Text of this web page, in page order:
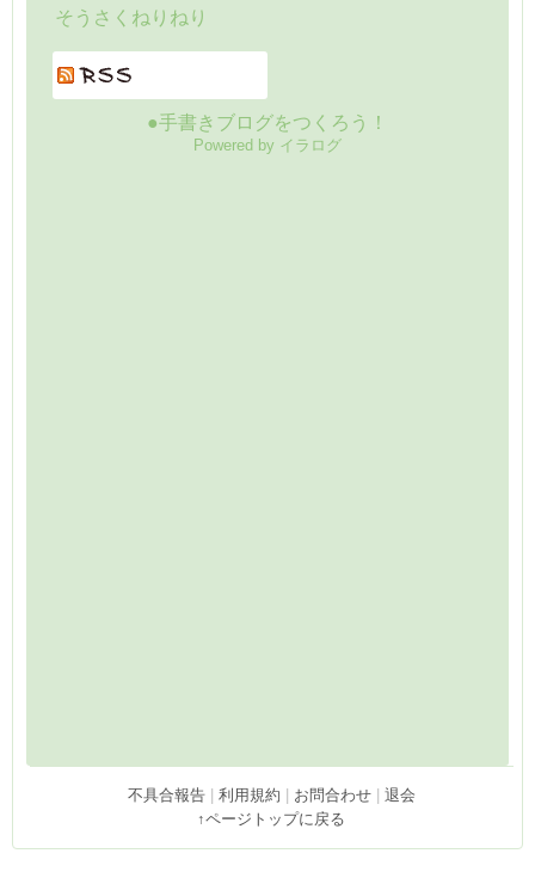
そうさくねりねり
●手書きブログをつくろう！
Powered by イラログ
不具合報告 利用規約 お問合わせ
退会
↑ページトップに戻る